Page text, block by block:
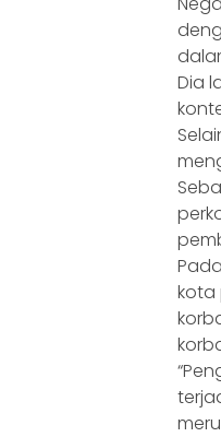
Dia
kota